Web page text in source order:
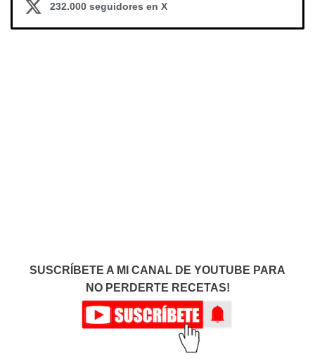
232.000 seguidores en X
SUSCRÍBETE A MI CANAL DE YOUTUBE PARA
NO PERDERTE RECETAS!